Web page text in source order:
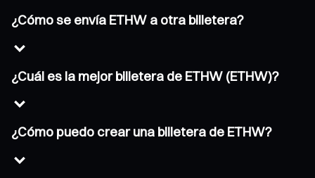
¿Cómo se envía ETHW a otra billetera?
¿Cuál es la mejor billetera de ETHW (ETHW)?
¿Cómo puedo crear una billetera de ETHW?